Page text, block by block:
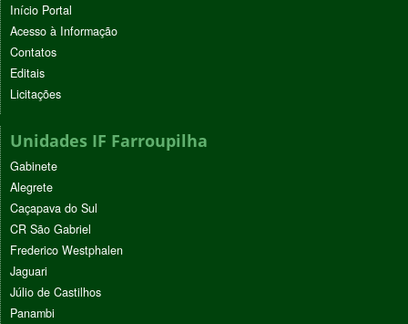
Início Portal
Acesso à Informação
Contatos
Editais
Licitações
Unidades IF Farroupilha
Gabinete
Alegrete
Caçapava do Sul
CR São Gabriel
Frederico Westphalen
Jaguari
Júlio de Castilhos
Panambi